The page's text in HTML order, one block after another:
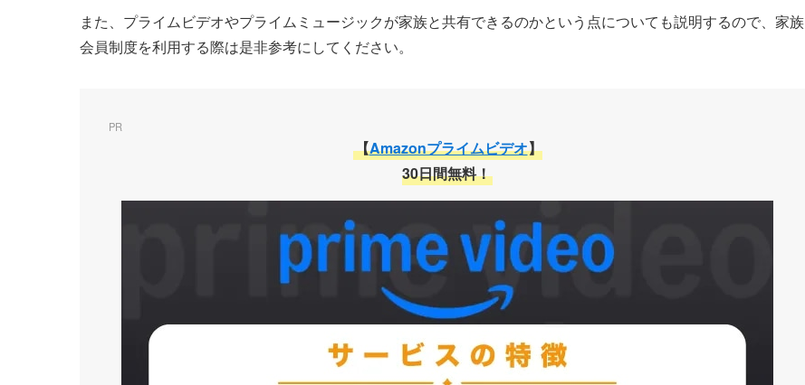
また、プライムビデオやプライムミュージックが家族と共有できるのかという点についても説明するので、家族
会員制度を利用する際は是非参考にしてください。
PR
【Amazonプライムビデオ】
30日間無料！